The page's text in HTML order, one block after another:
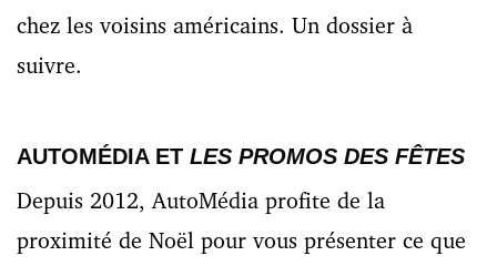
chez les voisins américains. Un dossier à
suivre.
AUTOMÉDIA ET LES PROMOS DES FÊTES
Depuis 2012, AutoMédia profite de la
proximité de Noël pour vous présenter ce que